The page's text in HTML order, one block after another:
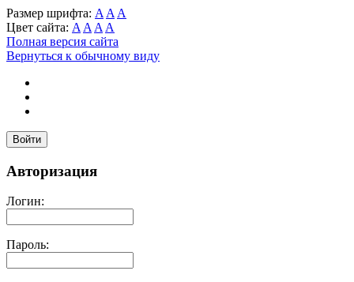
Размер шрифта: A A A
Цвет сайта: A A A A
Полная версия сайта
Вернуться к обычному виду
Войти
Авторизация
Логин:
Пароль: